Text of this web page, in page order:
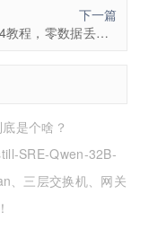
下一篇
告别重装！Ubuntu 22.04直升24.04教程，零数据丢失的终极方案
是个啥？
SRE-Qwen-32B-
、三层交换机、网关